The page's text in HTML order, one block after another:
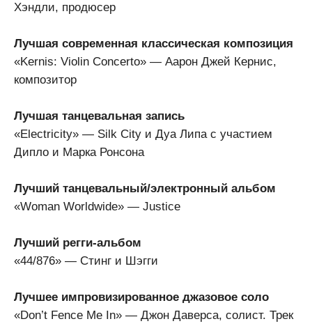
Хэндли, продюсер
Лучшая современная классическая композиция
«Kernis: Violin Concerto» — Аарон Джей Кернис,
композитор
Лучшая танцевальная запись
«Electricity» — Silk City и Дуа Липа с участием
Дипло и Марка Ронсона
Лучший танцевальный/электронный альбом
«Woman Worldwide» — Justice
Лучший регги-альбом
«44/876» — Стинг и Шэгги
Лучшее импровизированное джазовое соло
«Don’t Fence Me In» — Джон Даверса, солист. Трек